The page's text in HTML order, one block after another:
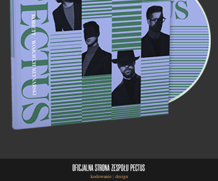
kodowanie | design